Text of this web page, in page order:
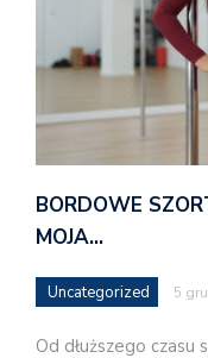
BORDOWE
MOJA…
Uncategorized 5
Od dłuższego